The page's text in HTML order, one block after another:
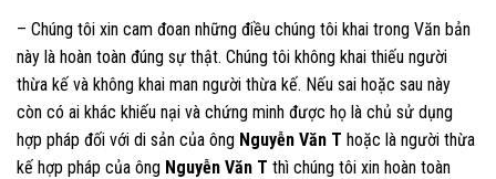
– Chúng tôi xin cam đoan những điều chúng tôi khai trong Văn bản
này là hoàn toàn đúng sự thật. Chúng tôi không khai thiếu người
thừa kế và không khai man người thừa kế. Nếu sai hoặc sau này
còn có ai khác khiếu nại và chứng minh được họ là chủ sử dụng
hợp pháp đối với di sản của ông Nguyễn Văn T hoặc là người thừa
kế hợp pháp của ông Nguyễn Văn T thì chúng tôi xin hoàn toàn